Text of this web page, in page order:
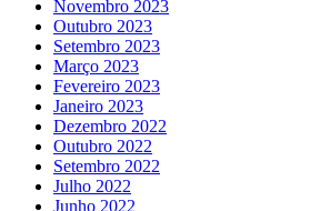
Novembro 2023
Outubro 2023
Setembro 2023
Março 2023
Fevereiro 2023
Janeiro 2023
Dezembro 2022
Outubro 2022
Setembro 2022
Julho 2022
Junho 2022